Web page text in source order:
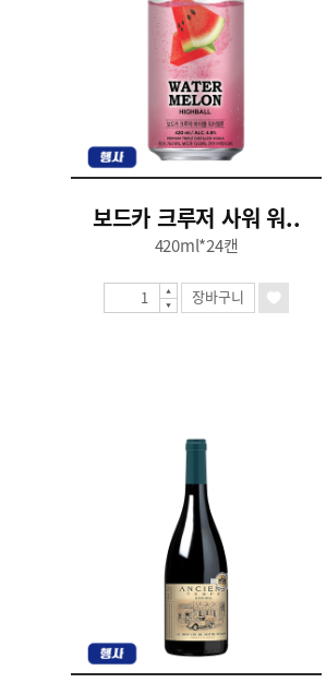
보드카 크루저 사워 워..
420ml*24캔
장바구니